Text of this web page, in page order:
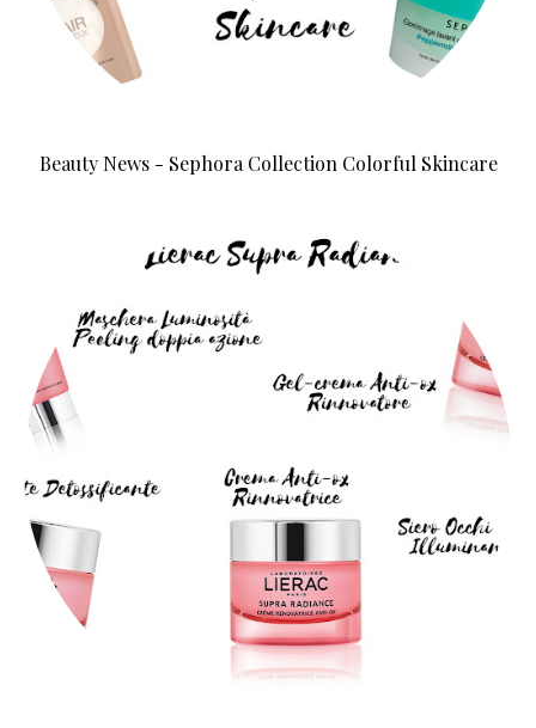
Beauty News - Sephora Collection Colorful Skincare